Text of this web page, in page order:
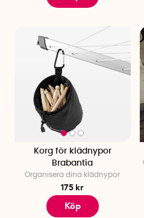
Korg för klädnypor
Brabantia
Organisera dina klädnypor
175 kr
Köp